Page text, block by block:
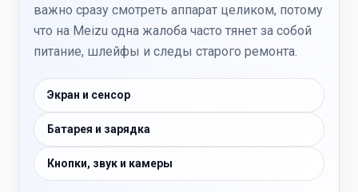
важно сразу смотреть аппарат целиком, потому
что на Meizu одна жалоба часто тянет за собой
питание, шлейфы и следы старого ремонта.
Экран и сенсор
Батарея и зарядка
Кнопки, звук и камеры